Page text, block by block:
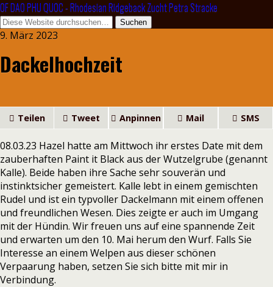
OF DAO PHU QUOC - Rhodesian Ridgeback Zucht Petra Stracke
9. März 2023
Dackelhochzeit
Teilen Tweet Anpinnen Mail SMS
08.03.23 Hazel hatte am Mittwoch ihr erstes Date mit dem
zauberhaften Paint it Black aus der Wutzelgrube (genannt
Kalle). Beide haben ihre Sache sehr souverän und
instinktsicher gemeistert. Kalle lebt in einem gemischten
Rudel und ist ein typvoller Dackelmann mit einem offenen
und freundlichen Wesen. Dies zeigte er auch im Umgang
mit der Hündin. Wir freuen uns auf eine spannende Zeit
und erwarten um den 10. Mai herum den Wurf. Falls Sie
Interesse an einem Welpen aus dieser schönen
Verpaarung haben, setzen Sie sich bitte mit mir in
Verbindung.